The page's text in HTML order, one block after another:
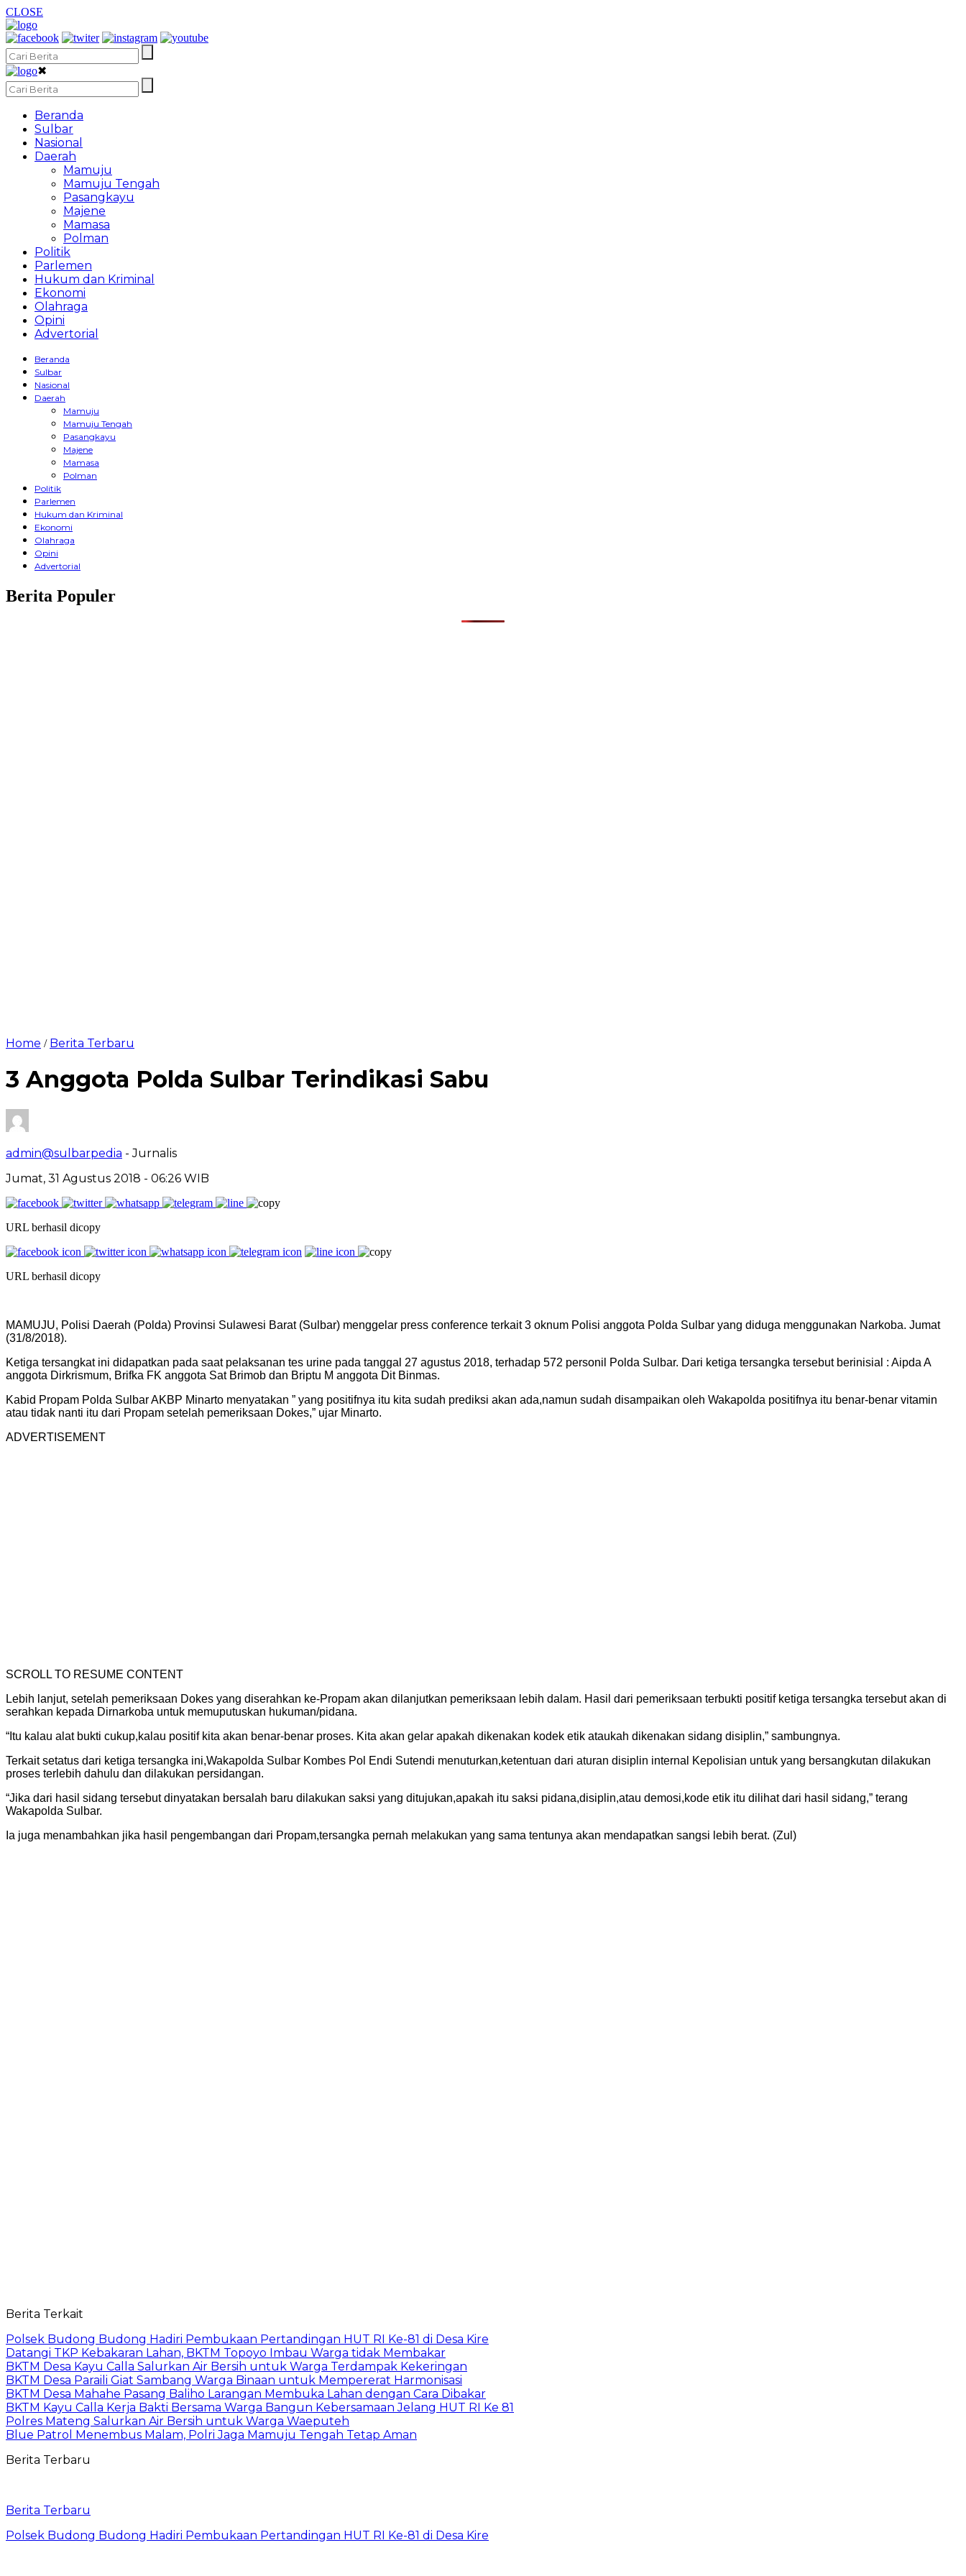
CLOSE
✖
Beranda
Sulbar
Nasional
Daerah
Mamuju
Mamuju Tengah
Pasangkayu
Majene
Mamasa
Polman
Politik
Parlemen
Hukum dan Kriminal
Ekonomi
Olahraga
Opini
Advertorial
Beranda
Sulbar
Nasional
Daerah
Mamuju
Mamuju Tengah
Pasangkayu
Majene
Mamasa
Polman
Politik
Parlemen
Hukum dan Kriminal
Ekonomi
Olahraga
Opini
Advertorial
Berita Populer
Home / Berita Terbaru
3 Anggota Polda Sulbar Terindikasi Sabu
admin@sulbarpedia - Jurnalis
Jumat, 31 Agustus 2018 - 06:26 WIB
URL berhasil dicopy
URL berhasil dicopy
MAMUJU, Polisi Daerah (Polda) Provinsi Sulawesi Barat (Sulbar) menggelar press conference terkait 3 oknum Polisi anggota Polda Sulbar yang diduga menggunakan Narkoba. Jumat
(31/8/2018).
Ketiga tersangkat ini didapatkan pada saat pelaksanan tes urine pada tanggal 27 agustus 2018, terhadap 572 personil Polda Sulbar. Dari ketiga tersangka tersebut berinisial : Aipda A
anggota Dirkrismum, Brifka FK anggota Sat Brimob dan Briptu M anggota Dit Binmas.
Kabid Propam Polda Sulbar AKBP Minarto menyatakan ” yang positifnya itu kita sudah prediksi akan ada,namun sudah disampaikan oleh Wakapolda positifnya itu benar-benar vitamin
atau tidak nanti itu dari Propam setelah pemeriksaan Dokes,” ujar Minarto.
ADVERTISEMENT
SCROLL TO RESUME CONTENT
Lebih lanjut, setelah pemeriksaan Dokes yang diserahkan ke-Propam akan dilanjutkan pemeriksaan lebih dalam. Hasil dari pemeriksaan terbukti positif ketiga tersangka tersebut akan di
serahkan kepada Dirnarkoba untuk memuputuskan hukuman/pidana.
“Itu kalau alat bukti cukup,kalau positif kita akan benar-benar proses. Kita akan gelar apakah dikenakan kodek etik ataukah dikenakan sidang disiplin,” sambungnya.
Terkait setatus dari ketiga tersangka ini,Wakapolda Sulbar Kombes Pol Endi Sutendi menuturkan,ketentuan dari aturan disiplin internal Kepolisian untuk yang bersangkutan dilakukan
proses terlebih dahulu dan dilakukan persidangan.
“Jika dari hasil sidang tersebut dinyatakan bersalah baru dilakukan saksi yang ditujukan,apakah itu saksi pidana,disiplin,atau demosi,kode etik itu dilihat dari hasil sidang,” terang
Wakapolda Sulbar.
Ia juga menambahkan jika hasil pengembangan dari Propam,tersangka pernah melakukan yang sama tentunya akan mendapatkan sangsi lebih berat. (Zul)
Berita Terkait
Polsek Budong Budong Hadiri Pembukaan Pertandingan HUT RI Ke-81 di Desa Kire
Datangi TKP Kebakaran Lahan, BKTM Topoyo Imbau Warga tidak Membakar
BKTM Desa Kayu Calla Salurkan Air Bersih untuk Warga Terdampak Kekeringan
BKTM Desa Paraili Giat Sambang Warga Binaan untuk Mempererat Harmonisasi
BKTM Desa Mahahe Pasang Baliho Larangan Membuka Lahan dengan Cara Dibakar
BKTM Kayu Calla Kerja Bakti Bersama Warga Bangun Kebersamaan Jelang HUT RI Ke 81
Polres Mateng Salurkan Air Bersih untuk Warga Waeputeh
Blue Patrol Menembus Malam, Polri Jaga Mamuju Tengah Tetap Aman
Berita Terbaru
Berita Terbaru
Polsek Budong Budong Hadiri Pembukaan Pertandingan HUT RI Ke-81 di Desa Kire